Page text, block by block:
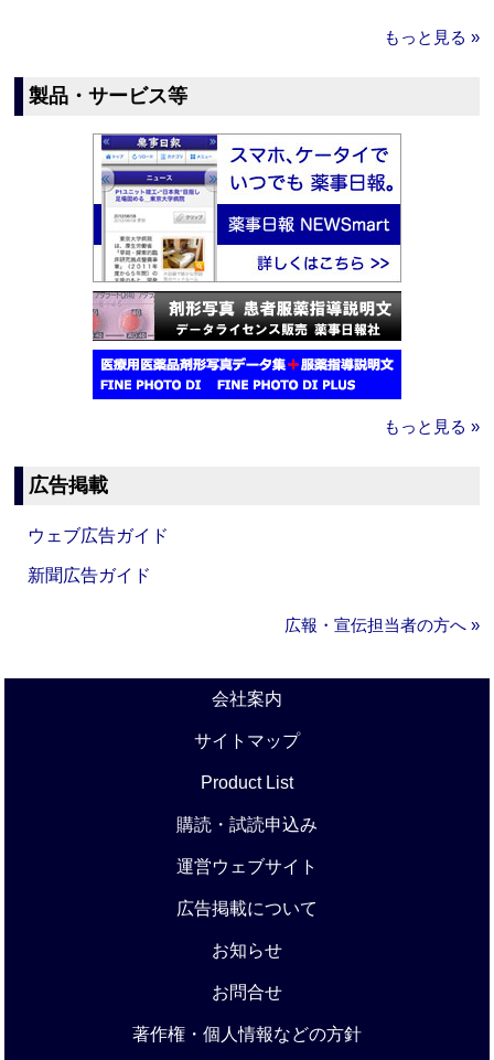
もっと見る »
製品・サービス等
もっと見る »
広告掲載
ウェブ広告ガイド
新聞広告ガイド
広報・宣伝担当者の方へ »
会社案内
サイトマップ
Product List
購読・試読申込み
運営ウェブサイト
広告掲載について
お知らせ
お問合せ
著作権・個人情報などの方針